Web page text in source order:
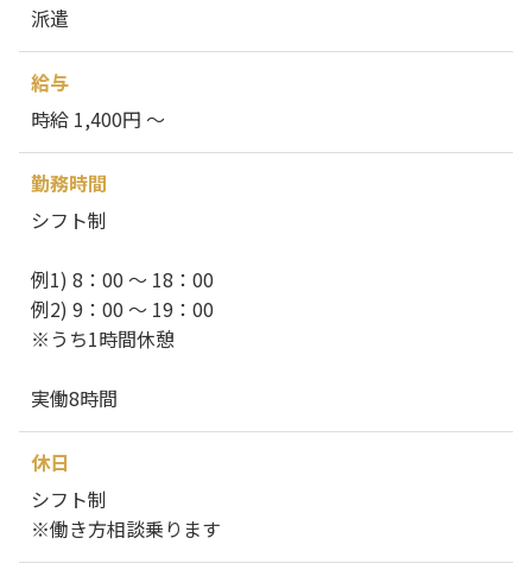
派遣
給与
時給 1,400円 ～
勤務時間
シフト制
例1) 8：00 ～ 18：00
例2) 9：00 ～ 19：00
※うち1時間休憩
実働8時間
休日
シフト制
※働き方相談乗ります